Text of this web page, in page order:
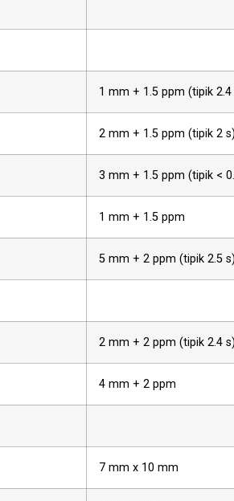
1 mm + 1.5 ppm (tipik 2.4
2 mm + 1.5 ppm (tipik 2 s)
3 mm + 1.5 ppm (tipik <
1 mm + 1.5 ppm
5 mm + 2 ppm (tipik 2.5 s)
2 mm + 2 ppm (tipik 2.4 s)
4 mm + 2 ppm
7 mm x 10 mm